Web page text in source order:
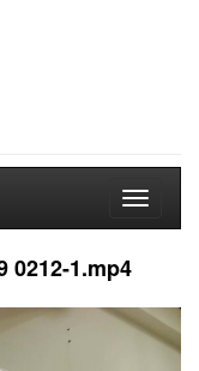
Toggle
0212-1.mp4